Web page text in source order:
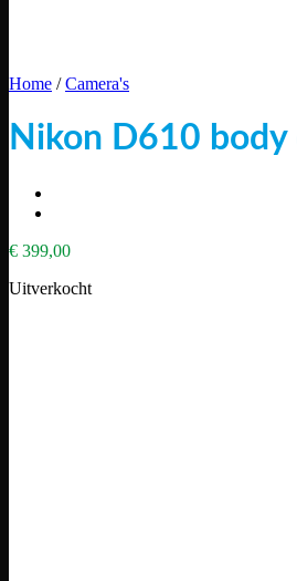
Home / Camera's
Nikon D610 body
€ 399,00
Uitverkocht